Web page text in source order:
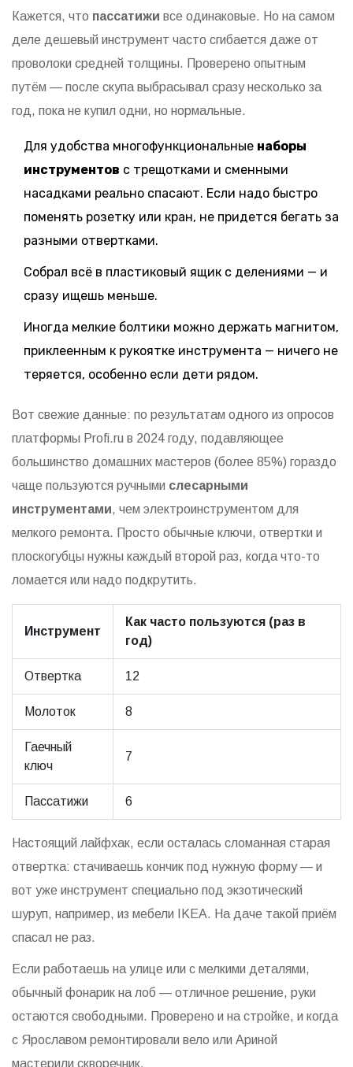
Кажется, что пассатижи все одинаковые. Но на самом
деле дешевый инструмент часто сгибается даже от
проволоки средней толщины. Проверено опытным
путём — после скупа выбрасывал сразу несколько за
год, пока не купил одни, но нормальные.
Для удобства многофункциональные наборы
инструментов с трещотками и сменными
насадками реально спасают. Если надо быстро
поменять розетку или кран, не придется бегать за
разными отвертками.
Собрал всё в пластиковый ящик с делениями — и
сразу ищешь меньше.
Иногда мелкие болтики можно держать магнитом,
приклеенным к рукоятке инструмента — ничего не
теряется, особенно если дети рядом.
Вот свежие данные: по результатам одного из опросов
платформы Profi.ru в 2024 году, подавляющее
большинство домашних мастеров (более 85%) гораздо
чаще пользуются ручными слесарными
инструментами, чем электроинструментом для
мелкого ремонта. Просто обычные ключи, отвертки и
плоскогубцы нужны каждый второй раз, когда что-то
ломается или надо подкрутить.
Инструмент
Как часто пользуются (раз в
год)
Отвертка 12
Молоток 8
Гаечный
ключ
7
Пассатижи 6
Настоящий лайфхак, если осталась сломанная старая
отвертка: стачиваешь кончик под нужную форму — и
вот уже инструмент специально под экзотический
шуруп, например, из мебели IKEA. На даче такой приём
спасал не раз.
Если работаешь на улице или с мелкими деталями,
обычный фонарик на лоб — отличное решение, руки
остаются свободными. Проверено и на стройке, и когда
с Ярославом ремонтировали вело или Ариной
мастерили скворечник.